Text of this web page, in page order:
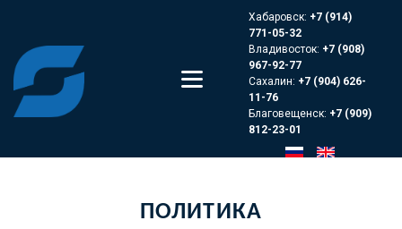
Хабаровск: +7 (914)
771-05-32
Владивосток: +7 (908)
967-92-77
Сахалин: +7 (904) 626-
11-76
Благовещенск: +7 (909)
812-23-01
ПОЛИТИКА